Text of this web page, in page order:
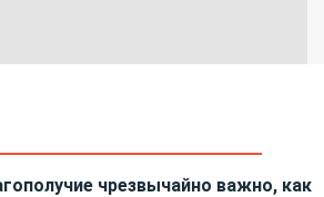
чрезвычайно важно, как